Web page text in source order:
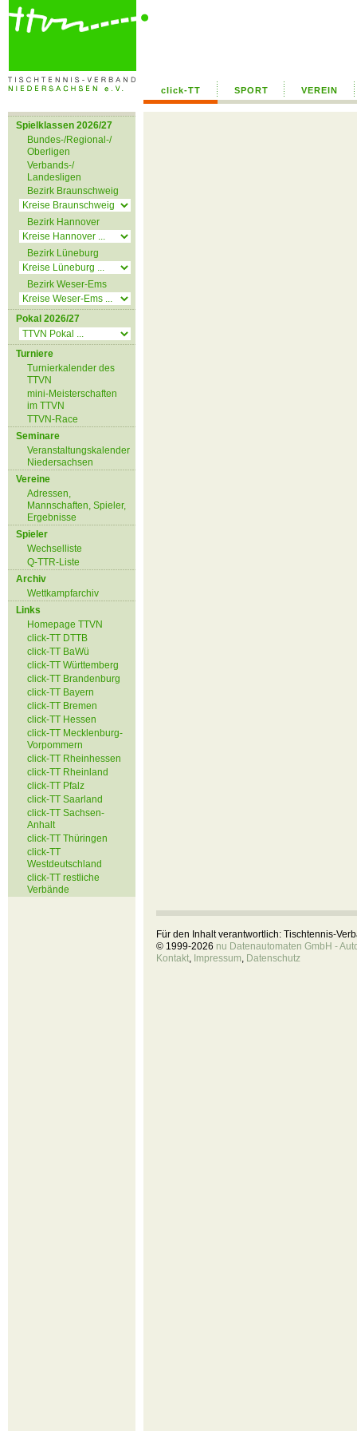
click-TT SPORT VEREIN
Spielklassen 2026/27
Bundes-/Regional-/
Oberligen
Verbands-/
Landesligen
Bezirk Braunschweig
Bezirk Hannover
Bezirk Lüneburg
Bezirk Weser-Ems
Pokal 2026/27
Turniere
Turnierkalender des
TTVN
mini-Meisterschaften
im TTVN
TTVN-Race
Seminare
Veranstaltungskalender
Niedersachsen
Vereine
Adressen,
Mannschaften, Spieler,
Ergebnisse
Spieler
Wechselliste
Q-TTR-Liste
Archiv
Wettkampfarchiv
Links
Homepage TTVN
click-TT DTTB
click-TT BaWü
click-TT Württemberg
click-TT Brandenburg
click-TT Bayern
click-TT Bremen
click-TT Hessen
click-TT Mecklenburg-
Vorpommern
click-TT Rheinhessen
click-TT Rheinland
click-TT Pfalz
click-TT Saarland
click-TT Sachsen-
Anhalt
click-TT Thüringen
click-TT
Westdeutschland
click-TT restliche
Verbände
Für den Inhalt verantwortlich: Tischtennis-
© 1999-2026 nu Datenautomaten GmbH -
Kontakt, Impressum, Datenschutz